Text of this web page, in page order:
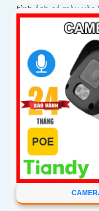
hình ảnh có màu
bảo giám sát hiệu